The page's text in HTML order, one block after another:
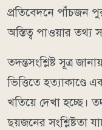
প্রতিবেদনে পাঁচজন
অস্তিত্ব পাওয়ার তথ্য
তদন্তসংশ্লিষ্ট সূত্র
ভিত্তিতে হত্যাকাণ্ডে
খতিয়ে দেখা হচ্ছে।
ছয়জনের সংশ্লিষ্টতা